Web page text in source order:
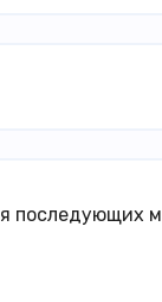
последующих